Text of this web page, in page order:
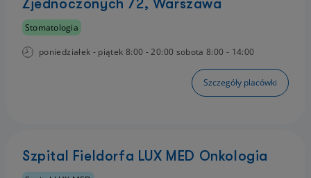
Zjednoczonych 72, Warszawa
Stomatologia
poniedziałek - piątek 8:00 - 20:00 sobota 8:00 - 14:00
Szczegóły placówki
Szpital Fieldorfa LUX MED Onkologia